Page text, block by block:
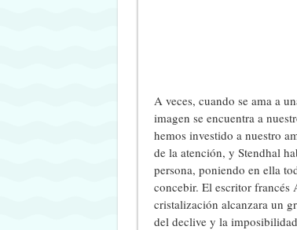
A veces, cuando se ama a
imagen se encuentra a
hemos investido a nuestro
de la atención, y Stendhal
persona, poniendo en ella
concebir. El escritor francés
cristalización alcanzara un
del declive y la